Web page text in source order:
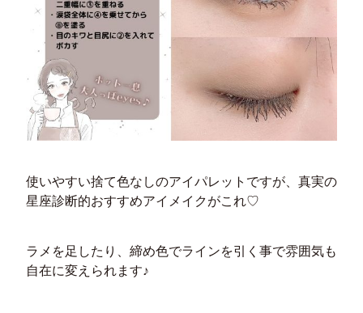
使いやすい捨て色なしのアイパレットですが、真実の
星座診断的おすすめアイメイクがこれ♡
ラメを足したり、締め色でラインを引く事で雰囲気も
自在に変えられます♪